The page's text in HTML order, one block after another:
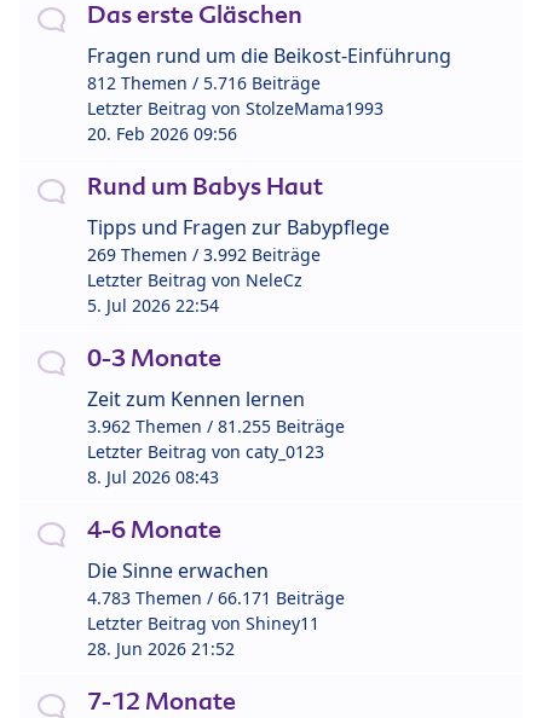
Das erste Gläschen
Fragen rund um die Beikost-Einführung
812 Themen / 5.716 Beiträge
Letzter Beitrag von StolzeMama1993
20. Feb 2026 09:56
Rund um Babys Haut
Tipps und Fragen zur Babypflege
269 Themen / 3.992 Beiträge
Letzter Beitrag von NeleCz
5. Jul 2026 22:54
0-3 Monate
Zeit zum Kennen lernen
3.962 Themen / 81.255 Beiträge
Letzter Beitrag von caty_0123
8. Jul 2026 08:43
4-6 Monate
Die Sinne erwachen
4.783 Themen / 66.171 Beiträge
Letzter Beitrag von Shiney11
28. Jun 2026 21:52
7-12 Monate